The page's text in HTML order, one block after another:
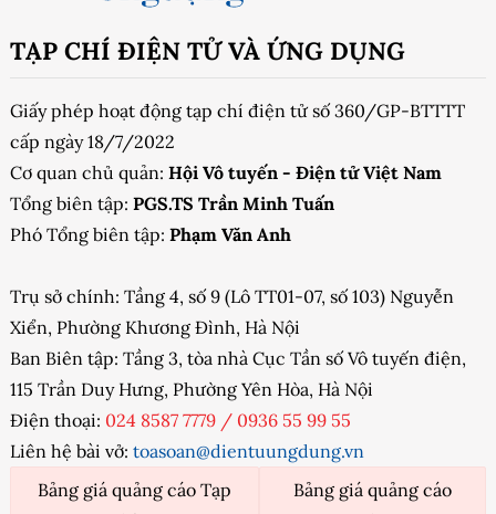
TẠP CHÍ ĐIỆN TỬ VÀ ỨNG DỤNG
Giấy phép hoạt động tạp chí điện tử số 360/GP-BTTTT
cấp ngày 18/7/2022
Cơ quan chủ quản: Hội Vô tuyến - Điện tử Việt Nam
Tổng biên tập: PGS.TS Trần Minh Tuấn
Phó Tổng biên tập: Phạm Văn Anh
Trụ sở chính: Tầng 4, số 9 (Lô TT01-07, số 103) Nguyễn
Xiển, Phường Khương Đình, Hà Nội
Ban Biên tập: Tầng 3, tòa nhà Cục Tần số Vô tuyến điện,
115 Trần Duy Hưng, Phường Yên Hòa, Hà Nội
Điện thoại: 024 8587 7779 / 0936 55 99 55
Liên hệ bài vở: toasoan@dientuungdung.vn
Bảng giá quảng cáo Tạp
Bảng giá quảng cáo